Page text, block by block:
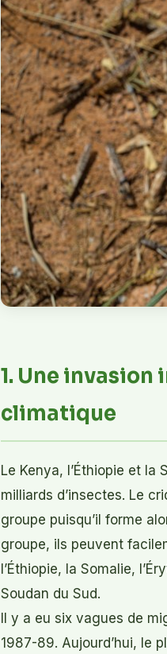
1. Une
climatique
Le Kenya, l’Éthiopie et
milliards d’insectes. Le
groupe puisqu’il forme
groupe, ils peuvent
l’Éthiopie, la Somalie,
Soudan du Sud.
Il y a eu six vagues de
1987-89. Aujourd’hui, le